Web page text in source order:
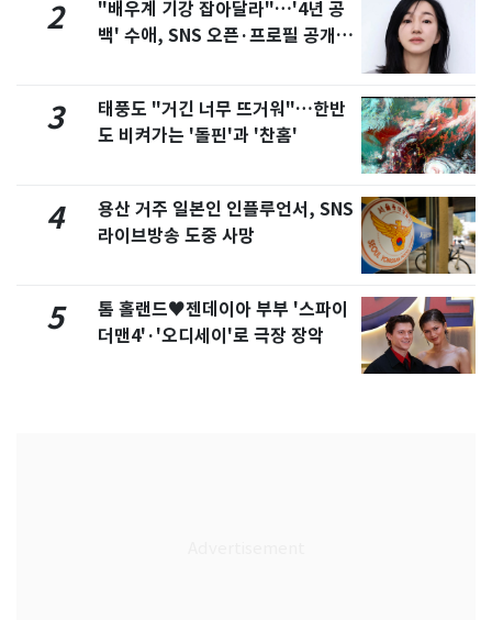
2
"배우계 기강 잡아달라"…'4년 공
백' 수애, SNS 오픈·프로필 공개
3
태풍도 "거긴 너무 뜨거워"…한반
도 비켜가는 '돌핀'과 '찬홈'
4
용산 거주 일본인 인플루언서, SNS
라이브방송 도중 사망
5
톰 홀랜드♥젠데이아 부부 '스파이
더맨4'·'오디세이'로 극장 장악